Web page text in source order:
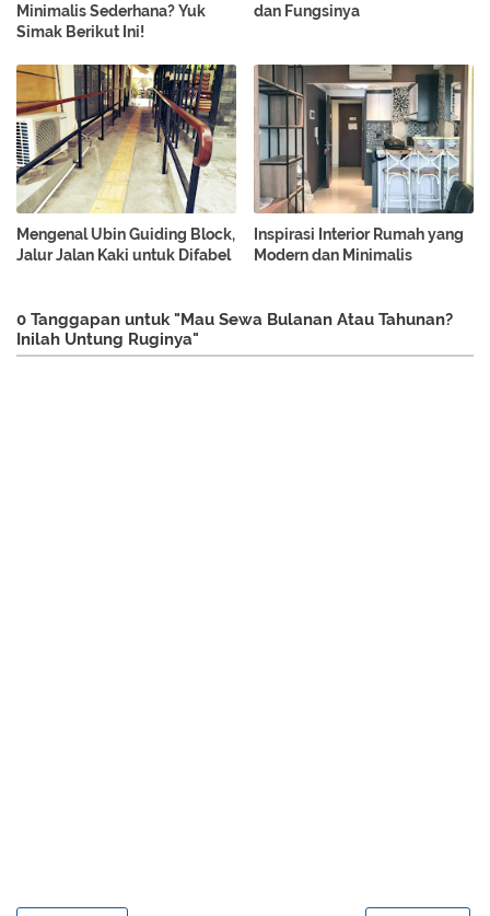
Minimalis Sederhana? Yuk
Simak Berikut Ini!
dan Fungsinya
Mengenal Ubin Guiding Block,
Jalur Jalan Kaki untuk Difabel
Inspirasi Interior Rumah yang
Modern dan Minimalis
0 Tanggapan untuk "Mau Sewa Bulanan Atau Tahunan?
Inilah Untung Ruginya"